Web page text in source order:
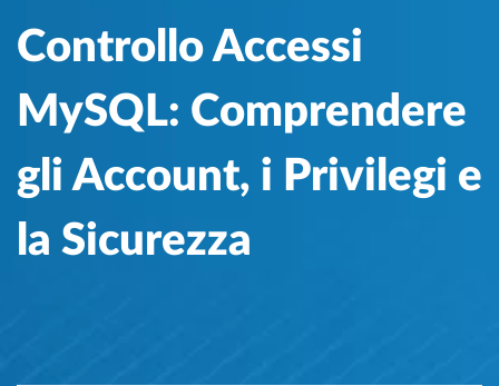
Controllo Accessi
MySQL: Comprendere
gli Account, i Privilegi e
la Sicurezza